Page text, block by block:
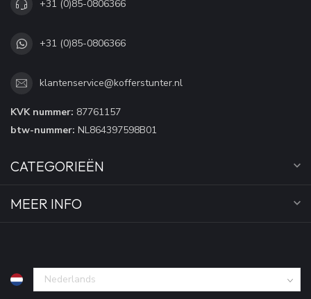
+31 (0)85-0806366
+31 (0)85-0806366
klantenservice@kofferstunter.nl
KVK nummer: 87761157
btw-nummer: NL864397598B01
CATEGORIEËN
MEER INFO